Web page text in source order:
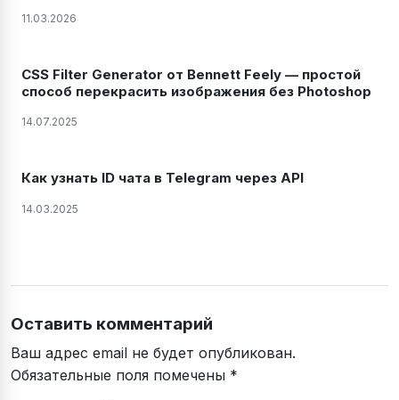
11.03.2026
CSS Filter Generator от Bennett Feely — простой
способ перекрасить изображения без Photoshop
14.07.2025
Как узнать ID чата в Telegram через API
14.03.2025
Оставить комментарий
Ваш адрес email не будет опубликован.
Обязательные поля помечены *